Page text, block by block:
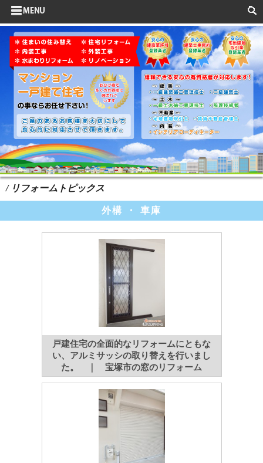
/ リフォームトピックス
外構 ・ 車庫
戸建住宅の全面的なリフォームにともな
い、アルミサッシの取り替えを行いまし
た。 ｜ 宝塚市の窓のリフォーム
サイドメニュー
お客様の声
水まわりリフォーム
ポイントリフォーム
よくある質問
HOME
検索